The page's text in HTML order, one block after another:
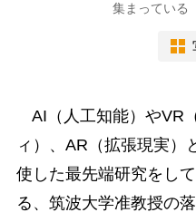
集まっている
AI（人工知能）やVR
ィ）、AR（拡張現実）
使した最先端研究をし
る、筑波大学准教授の